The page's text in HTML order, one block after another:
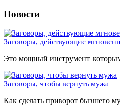
Новости
Заговоры, действующие
Это мощный инструмент,
Заговоры, чтобы вернуть мужа
Как сделать приворот бывшего